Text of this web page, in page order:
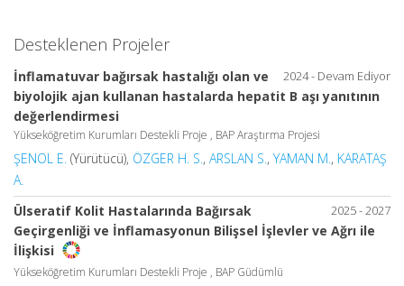
Desteklenen Projeler
2024 - Devam Ediyor
İnflamatuvar bağırsak hastalığı olan ve
biyolojik ajan kullanan hastalarda hepatit B aşı yanıtının
değerlendirmesi
Yükseköğretim Kurumları Destekli Proje , BAP Araştırma Projesi
ŞENOL E. (Yürütücü), ÖZGER H. S. , ARSLAN S. , YAMAN M. , KARATAŞ
A.
2025 - 2027
Ülseratif Kolit Hastalarında Bağırsak
Geçirgenliği ve İnflamasyonun Bilişsel İşlevler ve Ağrı ile
İlişkisi
Yükseköğretim Kurumları Destekli Proje , BAP Güdümlü